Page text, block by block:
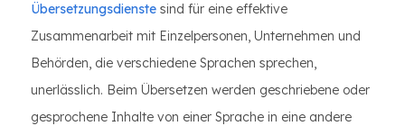
Übersetzungsdienste sind für eine effektive
Zusammenarbeit mit Einzelpersonen, Unternehmen und
Behörden, die verschiedene Sprachen sprechen,
unerlässlich. Beim Übersetzen werden geschriebene oder
gesprochene Inhalte von einer Sprache in eine andere